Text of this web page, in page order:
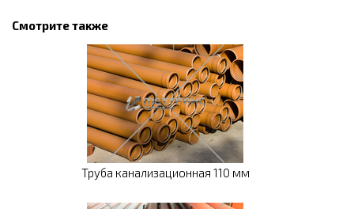
Смотрите также
Труба канализационная 110 мм